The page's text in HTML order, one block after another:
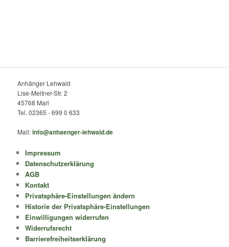
Anhänger Lehwald
Lise-Meitner-Str. 2
45768 Marl
Tel. 02365 - 699 0 633
Mail:info@anhaenger-lehwald.de
Impressum
Datenschutzerklärung
AGB
Kontakt
Privatsphäre-Einstellungen ändern
Historie der Privatsphäre-Einstellungen
Einwilligungen widerrufen
Widerrufsrecht
Barrierefreiheitserklärung